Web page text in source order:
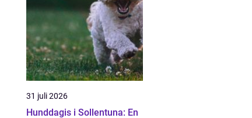
31 juli 2026
Hunddagis i Sollentuna: En